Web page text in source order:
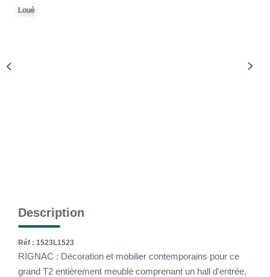
Nous Rejoindre
Loué
Description
Réf : 1523L1523
RIGNAC : Décoration et mobilier contemporains pour ce
grand T2 entièrement meublé comprenant un hall d'entrée,